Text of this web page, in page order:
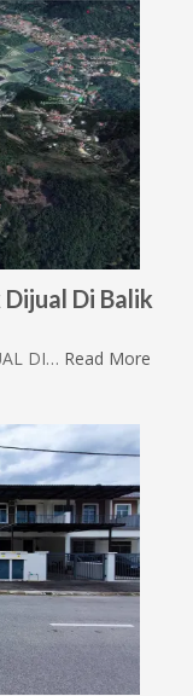
Di Balik
DI… Read More